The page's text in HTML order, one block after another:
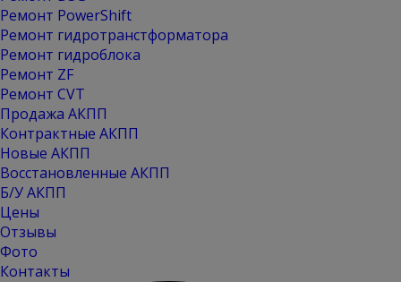
Ремонт PowerShift
Ремонт гидротранстформатора
Ремонт гидроблока
Ремонт ZF
Ремонт CVT
Продажа АКПП
Контрактные АКПП
Новые АКПП
Восстановленные АКПП
Б/У АКПП
Цены
Отзывы
Фото
Контакты